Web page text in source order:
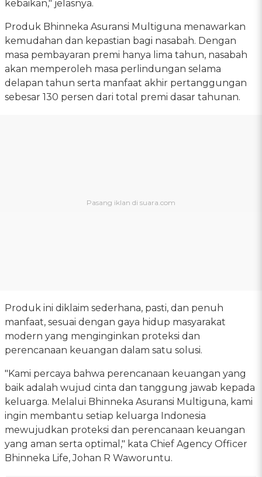
kebaikan," jelasnya.
Produk Bhinneka Asuransi Multiguna menawarkan
kemudahan dan kepastian bagi nasabah. Dengan
masa pembayaran premi hanya lima tahun, nasabah
akan memperoleh masa perlindungan selama
delapan tahun serta manfaat akhir pertanggungan
sebesar 130 persen dari total premi dasar tahunan.
Produk ini diklaim sederhana, pasti, dan penuh
manfaat, sesuai dengan gaya hidup masyarakat
modern yang menginginkan proteksi dan
perencanaan keuangan dalam satu solusi.
"Kami percaya bahwa perencanaan keuangan yang
baik adalah wujud cinta dan tanggung jawab kepada
keluarga. Melalui Bhinneka Asuransi Multiguna, kami
ingin membantu setiap keluarga Indonesia
mewujudkan proteksi dan perencanaan keuangan
yang aman serta optimal," kata Chief Agency Officer
Bhinneka Life, Johan R Waworuntu.